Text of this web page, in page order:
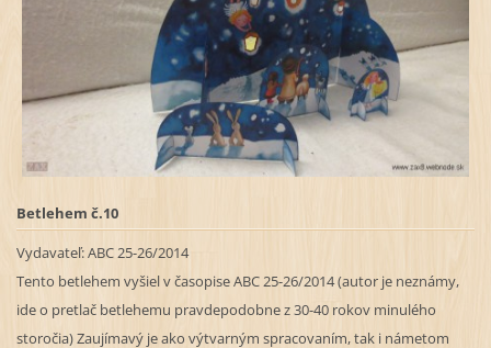
Betlehem č.10
Vydavateľ:ABC 25-26/2014
Tento betlehem vyšiel v časopise ABC 25-26/2014 (autor je neznámy,
ide o pretlač betlehemu pravdepodobne z 30-40 rokov minulého
storočia) Zaujímavý je ako výtvarným spracovaním, tak i námetom